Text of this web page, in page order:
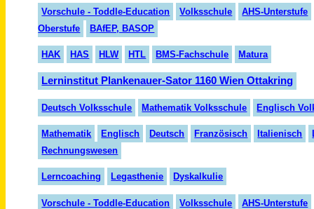
Vorschule - Toddle-Education Volksschule
AHS-Unterstufe
Oberstufe
BAfEP, BASOP
HAK HAS HLW HTL BMS-Fachschule Matura
Lerninstitut Plankenauer-Sator 1160 Wien Ottakring
Deutsch Volksschule Mathematik Volksschule Englisch
Mathematik Englisch Deutsch Französisch Italienisch
Rechnungswesen
Lerncoaching Legasthenie Dyskalkulie
Vorschule - Toddle-Education Volksschule
AHS-Unterstufe